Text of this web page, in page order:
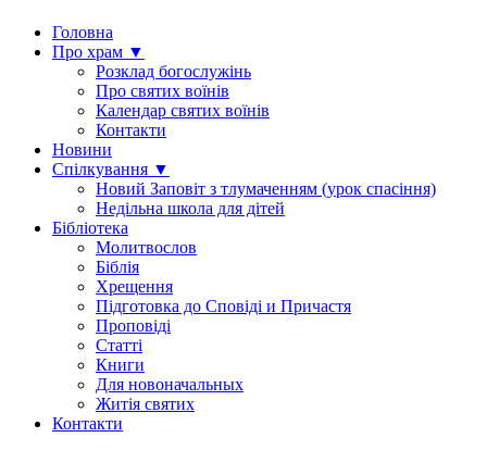
Головна
Про храм ▼
Розклад богослужінь
Про святих воїнів
Календар святих воїнів
Контакти
Новини
Спілкування ▼
Новий Заповіт з тлумаченням (урок спасіння)
Недільна школа для дітей
Бібліотека
Молитвослов
Біблія
Хрещення
Підготовка до Сповіді и Причастя
Проповіді
Статті
Книги
Для новоначальных
Житія святих
Контакти